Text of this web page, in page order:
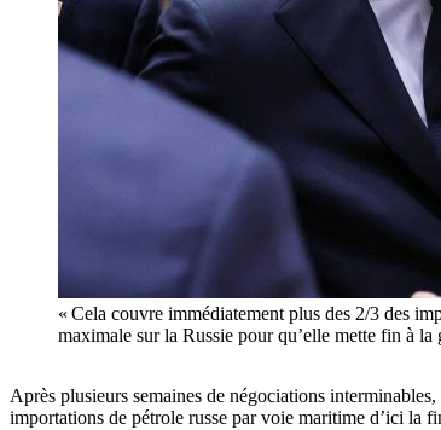
« Cela couvre immédiatement plus des 2/3 des
maximale sur la Russie pour qu’elle mette fin à
Après plusieurs semaines de négociations
importations de pétrole russe par voie maritime d’ici la